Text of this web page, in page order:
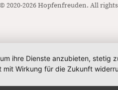
© 2020-2026 Hopfenfreuden. All
ihre Dienste anzubieten,
Wirkung für die Zukunft